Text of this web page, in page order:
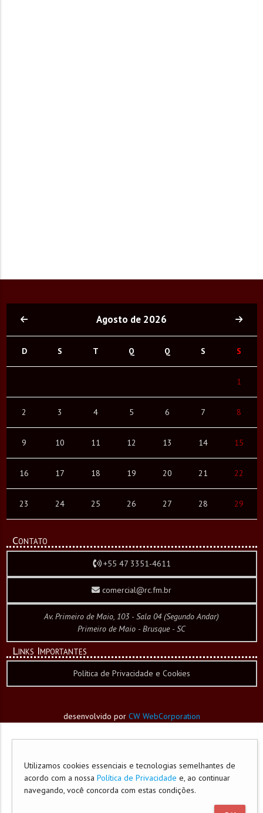
Agosto de 2026
D S T Q Q S S
1
2 3 4 5 6 7 8
9 10 11 12 13 14 15
16 17 18 19 20 21 22
23 24 25 26 27 28 29
Contato
+55 47 3351-4611
comercial@rc.fm.br
Av. Primeiro de Maio, 103 - Sala 04 (Segundo Andar)
Primeiro de Maio - Brusque - SC
Links Importantes
Política de Privacidade e Cookies
desenvolvido por CW WebCorporation
Utilizamos cookies essenciais e tecnologias semelhantes de
acordo com a nossa Política de Privacidade e, ao continuar
navegando, você concorda com estas condições.